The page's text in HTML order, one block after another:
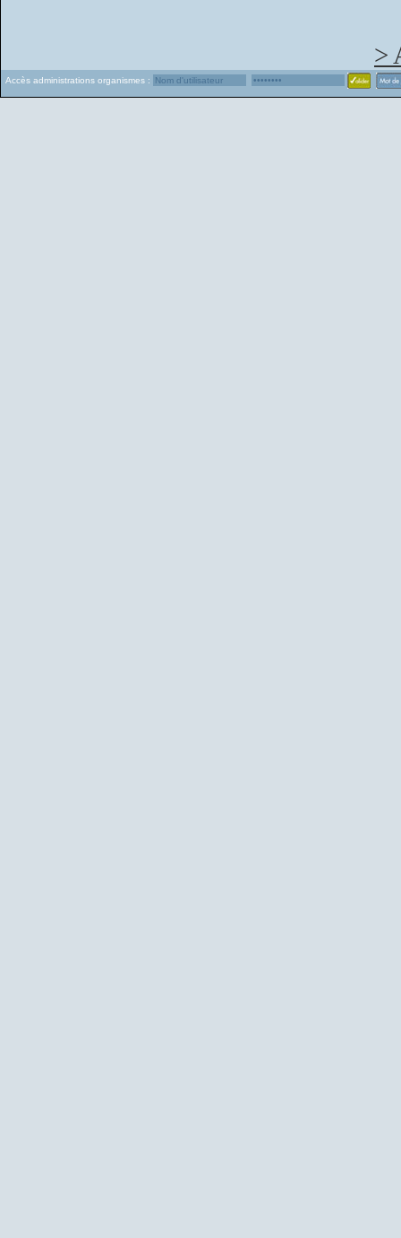
>
Accès administrations organismes :